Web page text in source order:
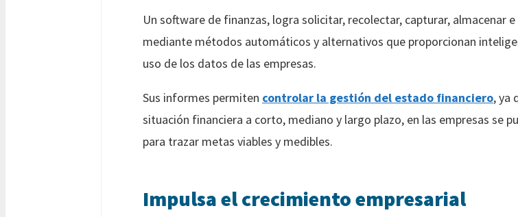
Un software de finanzas, logra solicitar, recolectar, capturar, almacenar
mediante métodos automáticos y alternativos que proporcionan
uso de los datos de las empresas.
Sus informes permiten controlar la gestión del estado financiero, ya
situación financiera a corto, mediano y largo plazo, en las empresas se
para trazar metas viables y medibles.
Impulsa el crecimiento empresarial